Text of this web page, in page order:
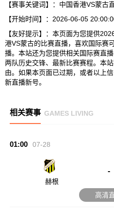
【赛事关键词】：中国香港VS蒙
【开始时间】：2026-06-05
【友好提示】：本页面为您提供
港VS蒙古的比赛直播，喜欢国际赛
播。本站还为您提供相关国际赛直
两队历史交锋、最新比赛赛程。本
由。如果本页面已过期，或者以上
新直播新号。
相关赛事 GAMES LIVING
01:00 07-28
赫根
-
高清